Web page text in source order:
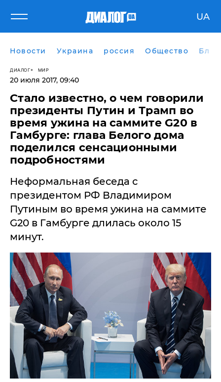
UA
Новости Украина россия Общество
ДИАЛОГ МИР
20 июля 2017, 09:40
Стало известно, о чем говорили
президенты Путин и Трамп во
время ужина на саммите G20 в
Гамбурге: глава Белого дома
поделился сенсационными
подробностями
Неформальная беседа с
президентом РФ Владимиром
Путиным во время ужина на саммите
G20 в Гамбурге длилась около 15
минут.